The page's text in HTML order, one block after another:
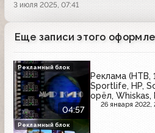
3 июля 2025, 07:41
Еще записи этого
04:57
Реклама (НТВ,
Sportlife, HP,
орёл, Whiskas,
Rasputin, Halls
26 января 2022,
Рекламный блок
Рекламный блок